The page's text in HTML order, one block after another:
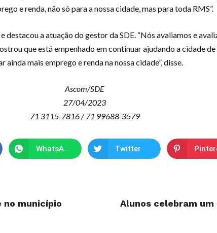
e renda, não só para a nossa cidade, mas para toda RMS”.
a atuação do gestor da SDE. “Nós avaliamos e
que está empenhado em continuar ajudando a cidade
ainda mais emprego e renda na nossa cidade”, disse.
Ascom/SDE
27/04/2023
71 3115-7816 / 71 99688-3579
WhatsApp Twitter
no município
Alunos celebram um